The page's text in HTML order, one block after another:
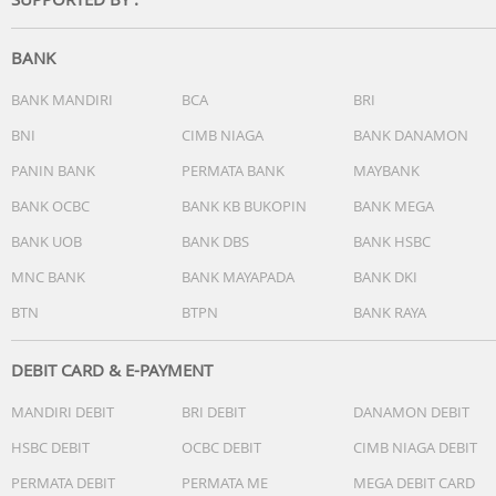
untuk secara otomatis memantau dan mengoptimalkan
saluran Wi-Fi secara otomatis dalam berbagai dimensi.
Jaringan rumah Anda di telapak tangan Anda
Anda dapat mengelola jaringan rumah Anda kapan saja
memeriksa status jaringan di rumah bahkan ketika Anda
sedang keluar.
Desain yang sederhana cocok untuk digunakan di rumah
mana pun
dengan cangkang plastik putih matte yang tidak dilapisi.
Tampilannya yang sederhana memiliki kualitas yang
memungkinkannya untuk menyatu dengan ruangan
Spesifikasi
- Memori internal : 64MB DDR2
BANK
BANK MANDIRI BCA
BRI
BNI
CIMB NIAGA
BANK DANAMON
PANIN BANK
PERMATA BANK
MAYBANK
BANK OCBC
BANK KB BUKOPIN
BANK MEGA
BANK UOB
BANK DBS
BANK HSBC
MNC BANK
BANK MAYAPADA
BANK DKI
BTN
BTPN BANK RAYA
DEBIT CARD & E-PAYMENT
MANDIRI DEBIT BRI DEBIT
DANAMON DEBIT
HSBC DEBIT
OCBC DEBIT
CIMB NIAGA DEBIT
PERMATA DEBIT
PERMATA ME
MEGA DEBIT CARD